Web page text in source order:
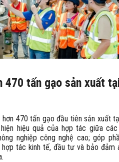
470 tấn gạo sản xuất
470 tấn gạo đầu tiên sản xuất
hiệu quả của hợp tác giữa các
nghiệp công nghệ cao; góp
tác kinh tế, đầu tư và bảo đảm